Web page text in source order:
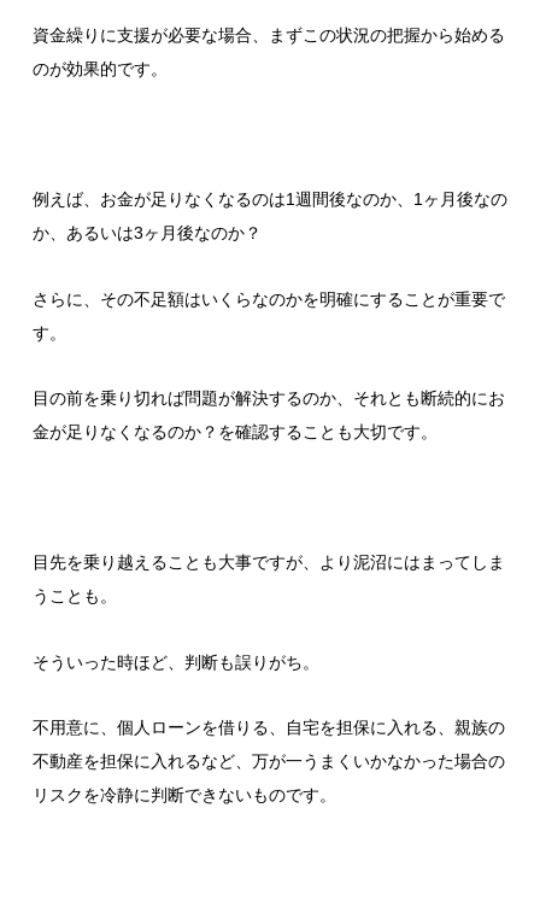
資金繰りに支援が必要な場合、まずこの状況の把握から始める
のが効果的です。
例えば、お金が足りなくなるのは1週間後なのか、1ヶ月後なの
か、あるいは3ヶ月後なのか？
さらに、その不足額はいくらなのかを明確にすることが重要で
す。
目の前を乗り切れば問題が解決するのか、それとも断続的にお
金が足りなくなるのか？を確認することも大切です。
目先を乗り越えることも大事ですが、より泥沼にはまってしま
うことも。
そういった時ほど、判断も誤りがち。
不用意に、個人ローンを借りる、自宅を担保に入れる、親族の
不動産を担保に入れるなど、万が一うまくいかなかった場合の
リスクを冷静に判断できないものです。